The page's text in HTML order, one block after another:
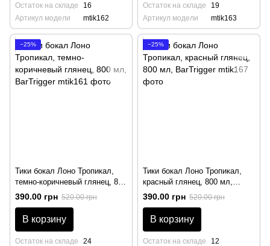
Остаток на складе
16
Артикул модели
mtik162
Остаток на складе
19
Артикул модели
mtik163
−25%
Тики бокал Лоно Тропикал,
темно-коричневый глянец, 800
мл, BarTrigger
390.00 грн 520.00 грн
В корзину
Остаток на складе
24
−25%
Тики бокал Лоно Тропикал,
красный глянец, 800 мл,
BarTrigger
390.00 грн 520.00 грн
В корзину
Остаток на складе
12